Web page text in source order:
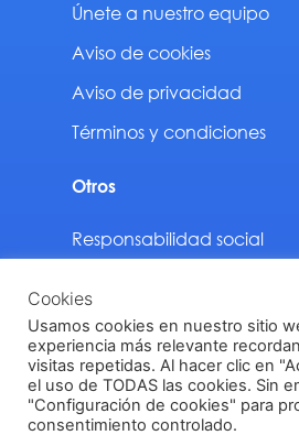
Únete a nuestro equipo
Aviso de cookies
Aviso de privacidad
Términos y condiciones
Otros
Responsabilidad social
Descargas
Vinilit Todos los derechos
Cookies
Usamos cookies en nuestro sitio
experiencia más relevante
visitas repetidas. Al hacer clic en
el uso de TODAS las cookies. Sin
"Configuración de cookies" para
consentimiento controlado.